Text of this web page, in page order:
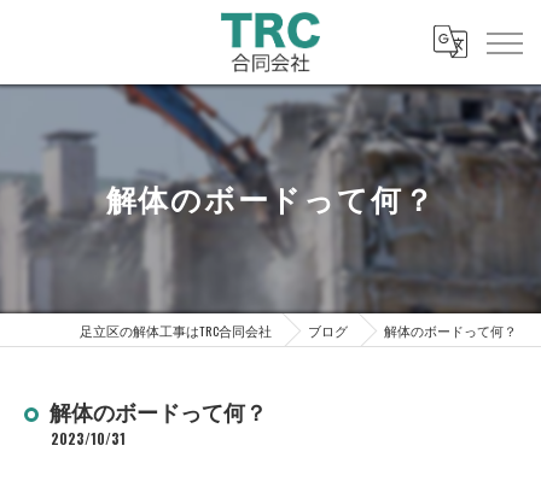
解体のボードって何？
足立区の解体工事はTRC合同会社 ブログ 解体のボードって何？
解体のボードって何？
2023/10/31